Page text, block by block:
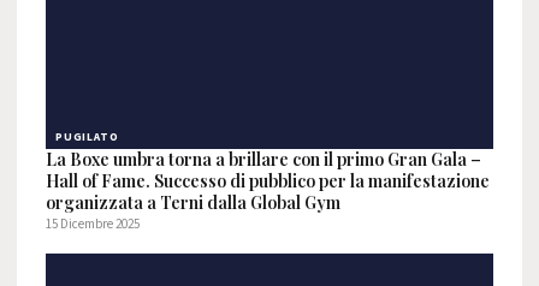
PUGILATO
La Boxe umbra torna a brillare con il primo Gran Gala –
Hall of Fame. Successo di pubblico per la manifestazione
organizzata a Terni dalla Global Gym
15 Dicembre 2025